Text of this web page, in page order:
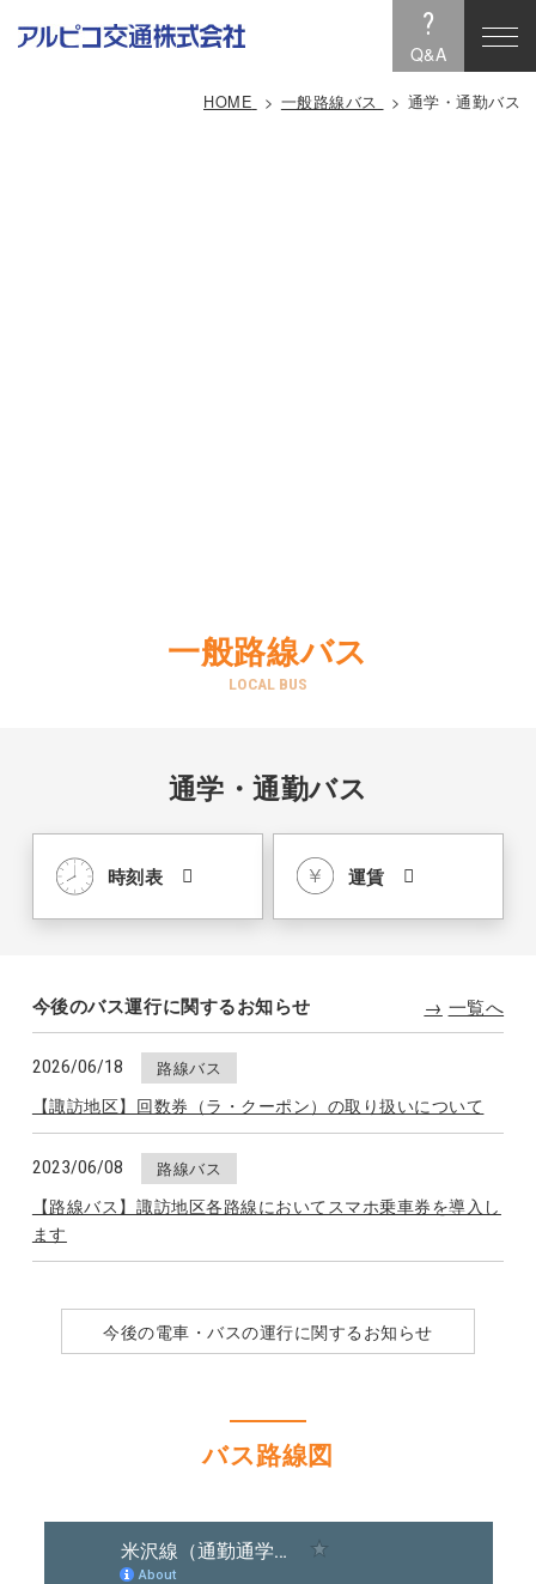
?
Q&A
HOME 一般路線バス 通学・通勤バス
一般路線バス
LOCAL BUS
通学・通勤バス
時刻表 運賃
今後のバス運行に関するお知らせ 一覧へ
2026/06/18 路線バス
【諏訪地区】回数券（ラ・クーポン）の取り扱いについて
2023/06/08 路線バス
【路線バス】諏訪地区各路線においてスマホ乗車券を導入し
ます
今後の電車・バスの運行に関するお知らせ
バス路線図